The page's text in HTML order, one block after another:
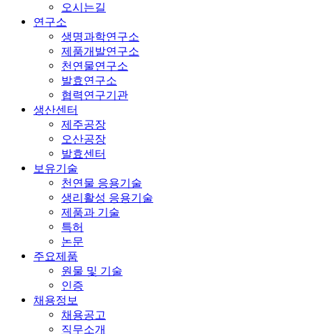
오시는길
연구소
생명과학연구소
제품개발연구소
천연물연구소
발효연구소
협력연구기관
생산센터
제주공장
오산공장
발효센터
보유기술
천연물 응용기술
생리활성 응용기술
제품과 기술
특허
논문
주요제품
원물 및 기술
인증
채용정보
채용공고
직무소개